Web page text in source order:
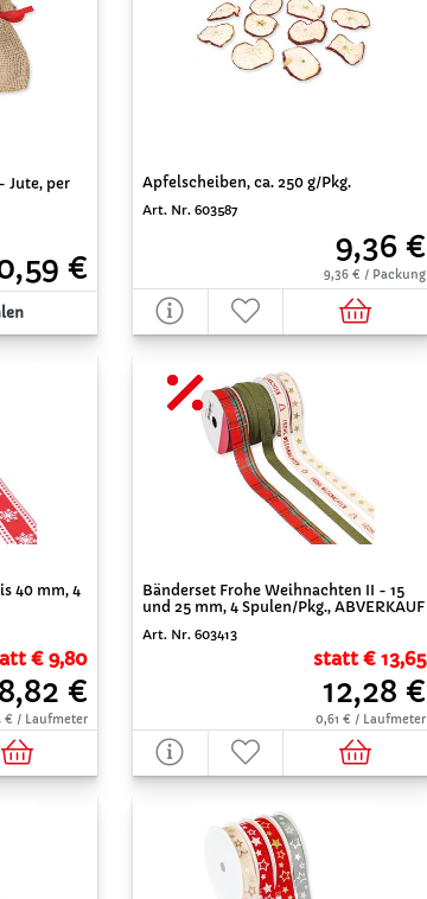
Jute, per
€
Apfelscheiben, ca. 250 g/Pkg.
Art. Nr. 603587
9,36 €
9,36 € / Packung
40 mm, 4
€ 9,80
8,82 €
€ / Laufmeter
Bänderset Frohe Weihnachten II - 15
und 25 mm, 4 Spulen/Pkg., ABVERKAUF
Art. Nr. 603413
statt € 13,65
12,28 €
0,61 € / Laufmeter